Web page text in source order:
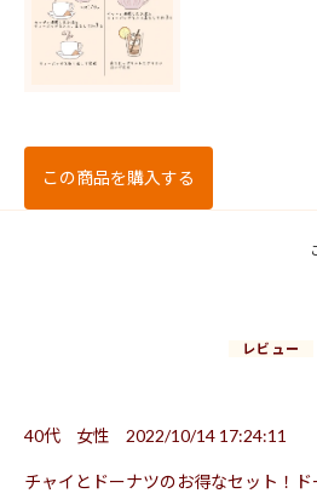
この商品を購入する
レビュー
40代 女性 2022/10/14 17:24:11
チャイとドーナツのお得なセット！